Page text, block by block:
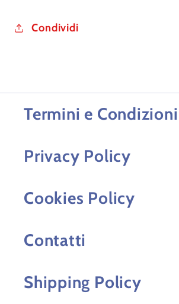
Condividi
Termini e Condizioni
Privacy Policy
Cookies Policy
Contatti
Shipping Policy